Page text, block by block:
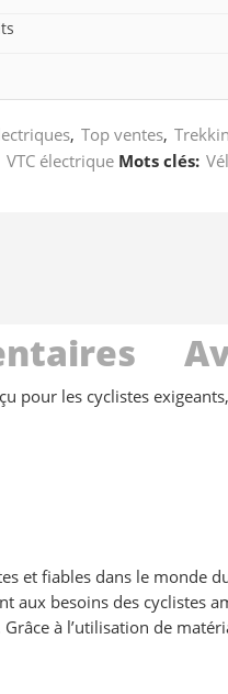
, Top ventes,
VTC électrique Mots clés:
pour les cyclistes
et fiables dans le monde
aux besoins des cyclistes
à l’utilisation de